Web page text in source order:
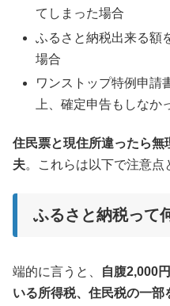
てしまった場合
ふるさと納税出来る額
場合
ワンストップ特例申請
上、確定申告もしなか
住民票と現住所違ったら
夫。これらは以下で注意点
ふるさと納税って
端的に言うと、
自腹2,000
いる所得税、住民税の一部